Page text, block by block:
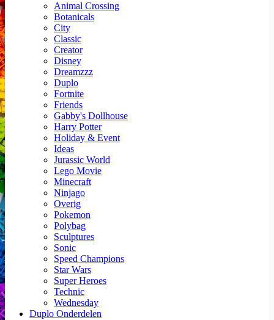
Animal Crossing
Botanicals
City
Classic
Creator
Disney
Dreamzzz
Duplo
Fortnite
Friends
Gabby's Dollhouse
Harry Potter
Holiday & Event
Ideas
Jurassic World
Lego Movie
Minecraft
Ninjago
Overig
Pokemon
Polybag
Sculptures
Sonic
Speed Champions
Star Wars
Super Heroes
Technic
Wednesday
Duplo Onderdelen